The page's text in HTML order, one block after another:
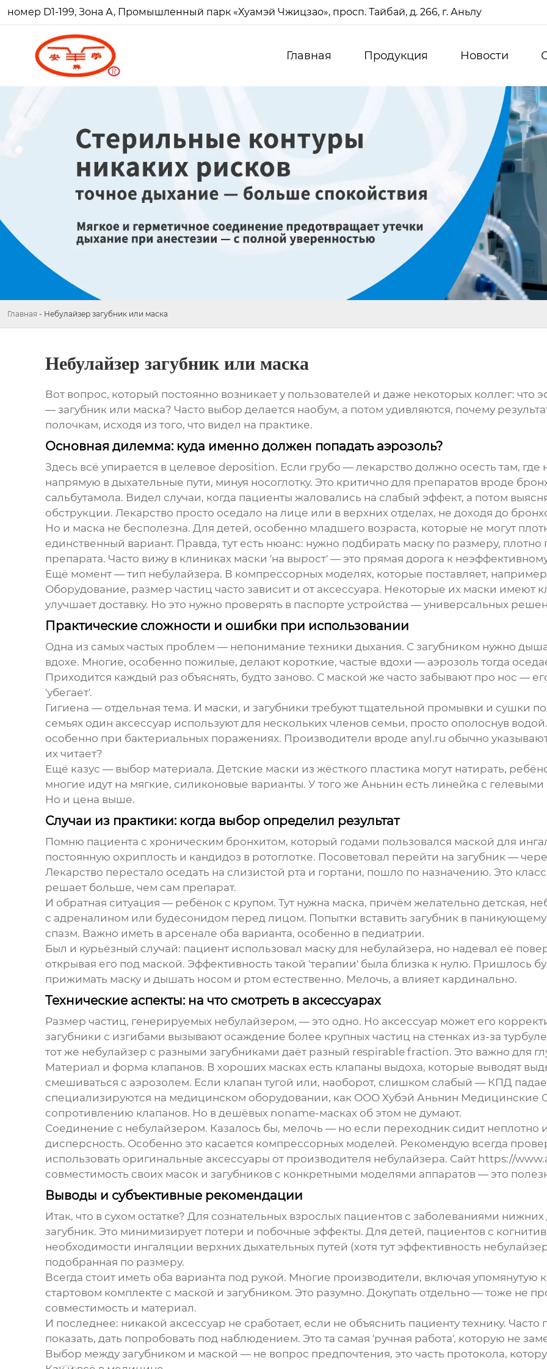
номер D1-199, Зона А, Промышленный парк «Хуамэй Чжицзао», просп. Тайбай, д. 266, г. Аньлу
Главная Продукция Новости
Главная - Небулайзер загубник или маска
Небулайзер загубник или маска
Вот вопрос, который постоянно возникает у пользователей и даже некоторых коллег:
— загубник или маска? Часто выбор делается наобум, а потом удивляются, почему
полочкам, исходя из того, что видел на практике.
Основная дилемма: куда именно должен попадать аэрозоль?
Здесь всё упирается в целевое deposition. Если грубо — лекарство должно осесть там, где
напрямую в дыхательные пути, минуя носоглотку. Это критично для препаратов вроде
сальбутамола. Видел случаи, когда пациенты жаловались на слабый эффект, а потом
обструкции. Лекарство просто оседало на лице или в верхних отделах, не доходя до
Но и маска не бесполезна. Для детей, особенно младшего возраста, которые не могут
единственный вариант. Правда, тут есть нюанс: нужно подбирать маску по размеру,
препарата. Часто вижу в клиниках маски 'на вырост' — это прямая дорога к
Ещё момент — тип небулайзера. В компрессорных моделях, которые поставляет,
Оборудование, размер частиц часто зависит и от аксессуара. Некоторые их маски имеют
улучшает доставку. Но это нужно проверять в паспорте устройства — универсальных
Практические сложности и ошибки при использовании
Одна из самых частых проблем — непонимание техники дыхания. С загубником нужно
вдохе. Многие, особенно пожилые, делают короткие, частые вдохи — аэрозоль тогда
Приходится каждый раз объяснять, будто заново. С маской же часто забывают про нос —
'убегает'.
Гигиена — отдельная тема. И маски, и загубники требуют тщательной промывки и сушки
семьях один аксессуар используют для нескольких членов семьи, просто ополоснув
особенно при бактериальных поражениях. Производители вроде anyl.ru обычно
их читает?
Ещё казус — выбор материала. Детские маски из жёсткого пластика могут натирать,
многие идут на мягкие, силиконовые варианты. У того же Аньнин есть линейка с
Но и цена выше.
Случаи из практики: когда выбор определил результат
Помню пациента с хроническим бронхитом, который годами пользовался маской для
постоянную охриплость и кандидоз в ротоглотке. Посоветовал перейти на загубник —
Лекарство перестало оседать на слизистой рта и гортани, пошло по назначению. Это
решает больше, чем сам препарат.
И обратная ситуация — ребёнок с крупом. Тут нужна маска, причём желательно детская,
с адреналином или будесонидом перед лицом. Попытки вставить загубник в
спазм. Важно иметь в арсенале оба варианта, особенно в педиатрии.
Был и курьёзный случай: пациент использовал маску для небулайзера, но надевал её
открывая его под маской. Эффективность такой 'терапии' была близка к нулю. Пришлось
прижимать маску и дышать носом и ртом естественно. Мелочь, а влияет кардинально.
Технические аспекты: на что смотреть в аксессуарах
Размер частиц, генерируемых небулайзером, — это одно. Но аксессуар может его
загубники с изгибами вызывают осаждение более крупных частиц на стенках из-за
тот же небулайзер с разными загубниками даёт разный respirable fraction. Это важно для
Материал и форма клапанов. В хороших масках есть клапаны выдоха, которые выводят
смешиваться с аэрозолем. Если клапан тугой или, наоборот, слишком слабый — КПД
специализируются на медицинском оборудовании, как ООО Хубэй Аньнин Медицинские
сопротивлению клапанов. Но в дешёвых noname-масках об этом не думают.
Соединение с небулайзером. Казалось бы, мелочь — но если переходник сидит неплотно
дисперсность. Особенно это касается компрессорных моделей. Рекомендую всегда
использовать оригинальные аксессуары от производителя небулайзера. Сайт https://
совместимость своих масок и загубников с конкретными моделями аппаратов — это
Выводы и субъективные рекомендации
Итак, что в сухом остатке? Для сознательных взрослых пациентов с заболеваниями
загубник. Это минимизирует потери и побочные эффекты. Для детей, пациентов с
необходимости ингаляции верхних дыхательных путей (хотя тут эффективность
подобранная по размеру.
Всегда стоит иметь оба варианта под рукой. Многие производители, включая
стартовом комплекте с маской и загубником. Это разумно. Докупать отдельно — тоже не
совместимость и материал.
И последнее: никакой аксессуар не сработает, если не объяснить пациенту технику. Часто
показать, дать попробовать под наблюдением. Это та самая 'ручная работа', которую не
Выбор между загубником и маской — не вопрос предпочтения, это часть протокола,